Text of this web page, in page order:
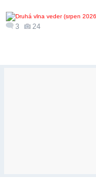
3 24